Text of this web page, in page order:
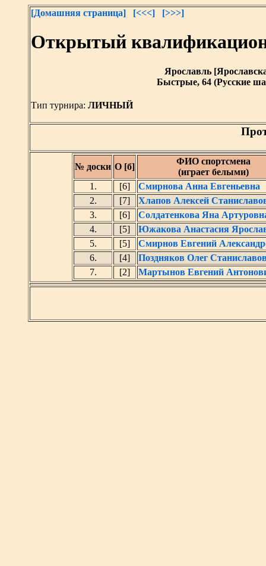
[Домашняя страница] [<<<] [>>>]
Открытый
Ярославль
Быстрые, 64 (Русские
Тип турнира: ЛИЧНЫЙ
№ доски О [б]
ФИО спортсмена
(играет белыми)
1.
[6]
Смирнова Анна Евгеньевна
2.
[7]
Хлапов Алексей
3.
[6]
Солдатенкова Яна
4.
[5]
Южакова Анастасия
5.
[5]
Смирнов Евгений
6.
[4]
Поздняков Олег
7.
[2] Мартынов Евгений